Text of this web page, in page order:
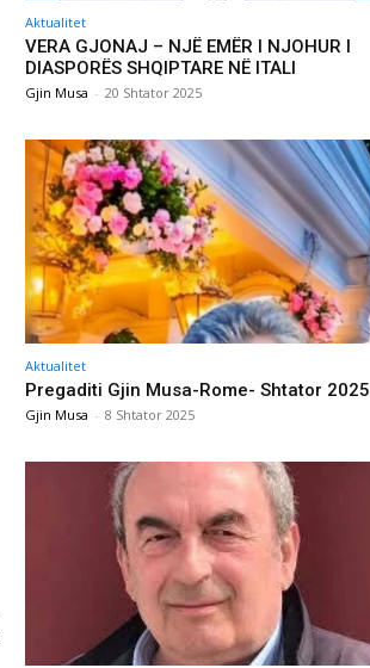
Aktualitet
VERA GJONAJ – NJË EMËR I NJOHUR I
DIASPORËS SHQIPTARE NË ITALI
Gjin Musa - 20 Shtator 2025
Aktualitet
Pregaditi Gjin Musa-Rome- Shtator 2025
Gjin Musa - 8 Shtator 2025